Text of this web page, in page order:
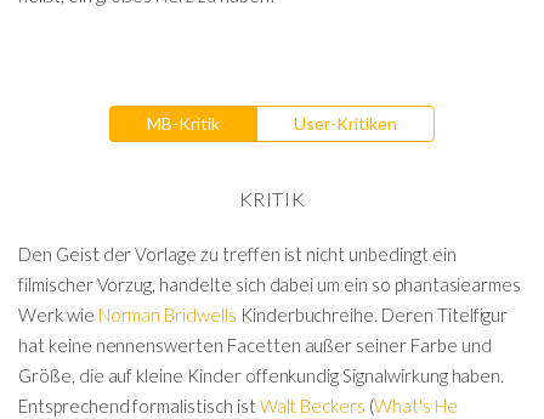
MB-Kritik User-Kritiken
KRITIK
Den Geist der Vorlage zu treffen ist nicht unbedingt ein
filmischer Vorzug, handelte sich dabei um ein so phantasiearmes
Werk wie Norman Bridwells Kinderbuchreihe. Deren Titelfigur
hat keine nennenswerten Facetten außer seiner Farbe und
Größe, die auf kleine Kinder offenkundig Signalwirkung haben.
Entsprechend formalistisch ist Walt Beckers (What's He